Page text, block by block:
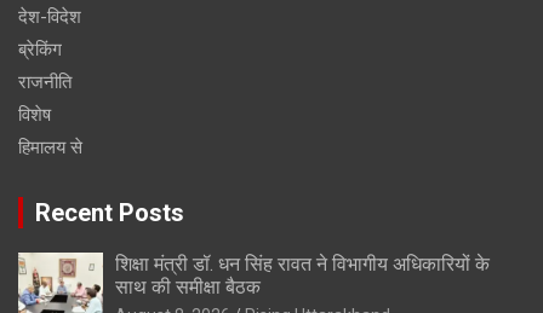
देश-विदेश
ब्रेकिंग
राजनीति
विशेष
हिमालय से
Recent Posts
शिक्षा मंत्री डॉ. धन सिंह रावत ने विभागीय अधिकारियों के
साथ की समीक्षा बैठक